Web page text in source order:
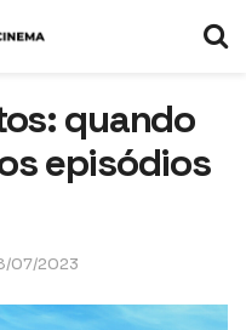
quando
episódios
07/2023